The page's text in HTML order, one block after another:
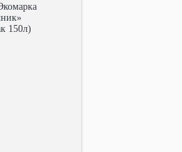
150л)